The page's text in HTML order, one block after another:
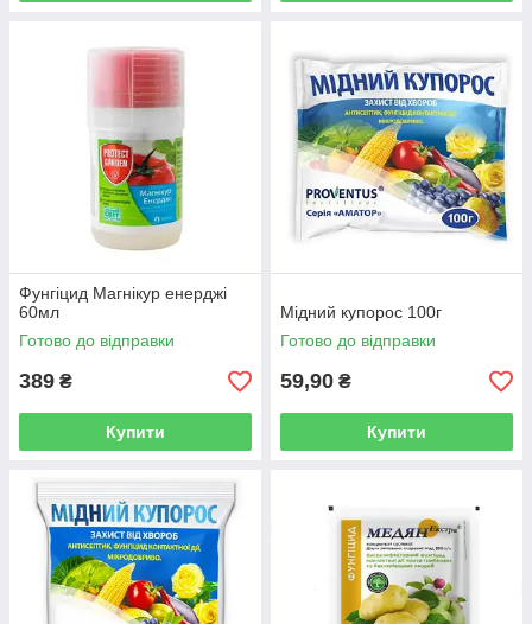
Фунгіцид Магнікур енерджі
60мл
Готово до відправки
389 ₴
Купити
Мідний купорос 100г
Готово до відправки
59,90 ₴
Купити